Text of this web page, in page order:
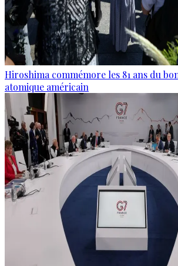
Hiroshima commémore les 81 ans du
atomique américain